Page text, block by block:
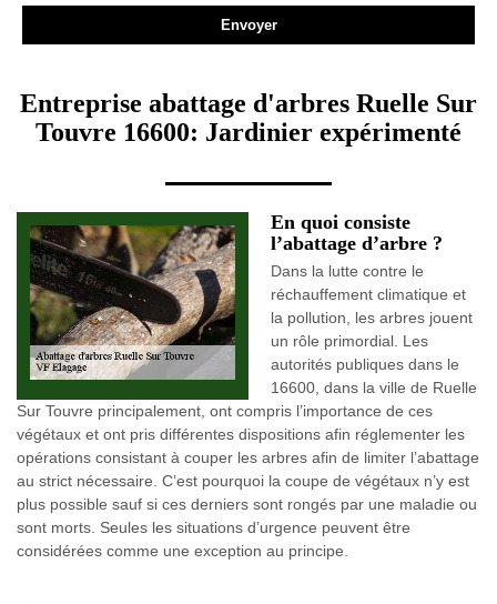
Entreprise abattage d'arbres Ruelle Sur
Touvre 16600: Jardinier expérimenté
En quoi consiste
l’abattage d’arbre ?
Dans la lutte contre le
réchauffement climatique et
la pollution, les arbres jouent
un rôle primordial. Les
autorités publiques dans le
16600, dans la ville de Ruelle
Sur Touvre principalement, ont compris l’importance de ces
végétaux et ont pris différentes dispositions afin réglementer les
opérations consistant à couper les arbres afin de limiter l’abattage
au strict nécessaire. C’est pourquoi la coupe de végétaux n’y est
plus possible sauf si ces derniers sont rongés par une maladie ou
sont morts. Seules les situations d’urgence peuvent être
considérées comme une exception au principe.